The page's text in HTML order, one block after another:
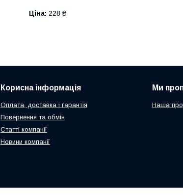
Ціна: 228 ₴
Корисна інформація
Оплата, доставка і гарантія
Повернення та обмін
Статті компанії
Новини компанії
Ми
Наша